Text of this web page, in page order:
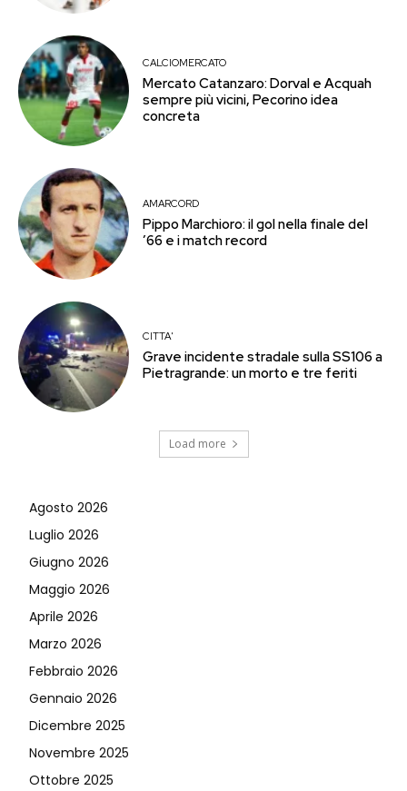
CALCIOMERCATO
Mercato Catanzaro: Dorval e Acquah
sempre più vicini, Pecorino idea
concreta
AMARCORD
Pippo Marchioro: il gol nella finale del
’66 e i match record
CITTA'
Grave incidente stradale sulla SS106 a
Pietragrande: un morto e tre feriti
Load more
Agosto 2026
Luglio 2026
Giugno 2026
Maggio 2026
Aprile 2026
Marzo 2026
Febbraio 2026
Gennaio 2026
Dicembre 2025
Novembre 2025
Ottobre 2025